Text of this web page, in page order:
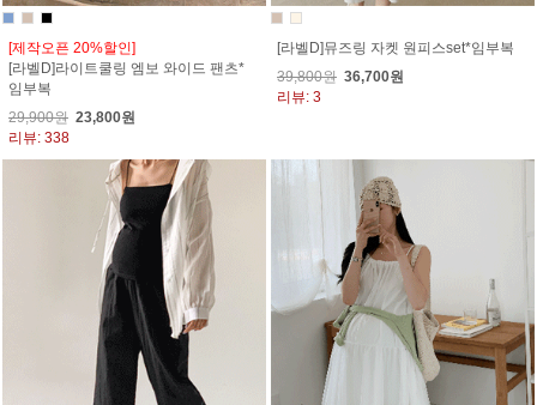
[제작오픈 20%할인]
[라벨D]라이트쿨링 엠보 와이드 팬츠*
임부복
29,900원 23,800원
리뷰: 338
[라벨D]뮤즈링 자켓 원피스set*임부복
39,800원 36,700원
리뷰: 3